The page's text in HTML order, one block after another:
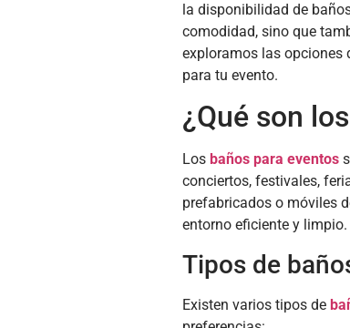
la disponibilidad de
comodidad, sino que
exploramos las opciones
para tu evento.
¿Qué son los
Los baños para eventos
conciertos, festivales,
prefabricados o móviles
entorno eficiente y limpio.
Tipos de
Existen varios tipos de